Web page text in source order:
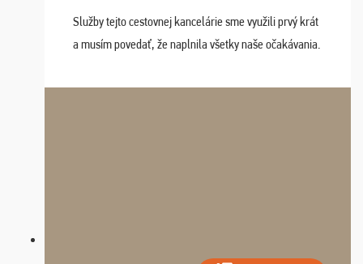
Služby tejto cestovnej kancelárie sme využili prvý krát
a musím povedať, že naplnila všetky naše očakávania.
dispozícii nonstop (milí, profesionálni ...